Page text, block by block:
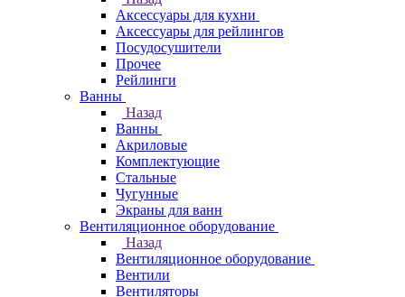
Аксессуары для кухни
Аксессуары для рейлингов
Посудосушители
Прочее
Рейлинги
Ванны
Назад
Ванны
Акриловые
Комплектующие
Стальные
Чугунные
Экраны для ванн
Вентиляционное оборудование
Назад
Вентиляционное оборудование
Вентили
Вентиляторы